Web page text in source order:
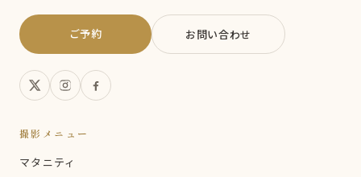
ご予約 お問い合わせ
撮影メニュー
マタニティ